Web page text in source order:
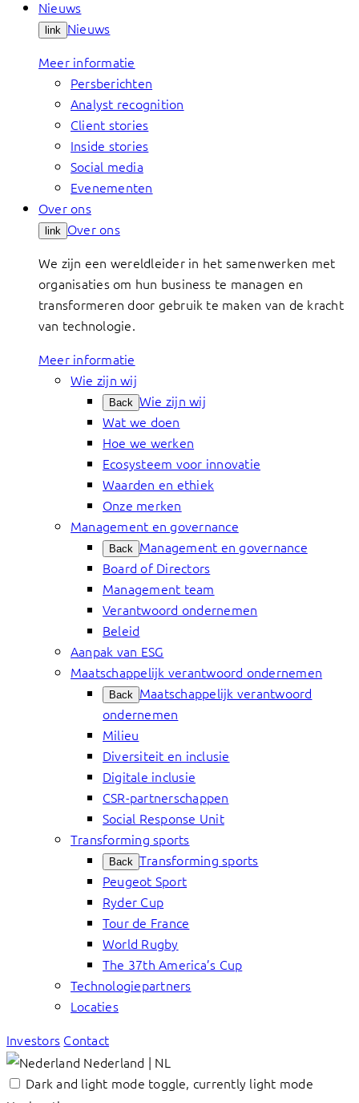
Nieuws
link Nieuws
Meer informatie
Persberichten
Analyst recognition
Client stories
Inside stories
Social media
Evenementen
Over ons
link Over ons
We zijn een wereldleider in het samenwerken met
organisaties om hun business te managen en
transformeren door gebruik te maken van de kracht
van technologie.
Meer informatie
Wie zijn wij
Back Wie zijn wij
Wat we doen
Hoe we werken
Ecosysteem voor innovatie
Waarden en ethiek
Onze merken
Management en governance
Back Management en governance
Board of Directors
Management team
Verantwoord ondernemen
Beleid
Aanpak van ESG
Maatschappelijk verantwoord ondernemen
Back Maatschappelijk verantwoord
ondernemen
Milieu
Diversiteit en inclusie
Digitale inclusie
CSR-partnerschappen
Social Response Unit
Transforming sports
Back Transforming sports
Peugeot Sport
Ryder Cup
Tour de France
World Rugby
The 37th America’s Cup
Technologiepartners
Locaties
Investors Contact
Nederland | NL
Dark and light mode toggle, currently light mode